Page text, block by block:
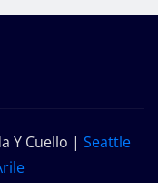
Y Cuello | Seattle